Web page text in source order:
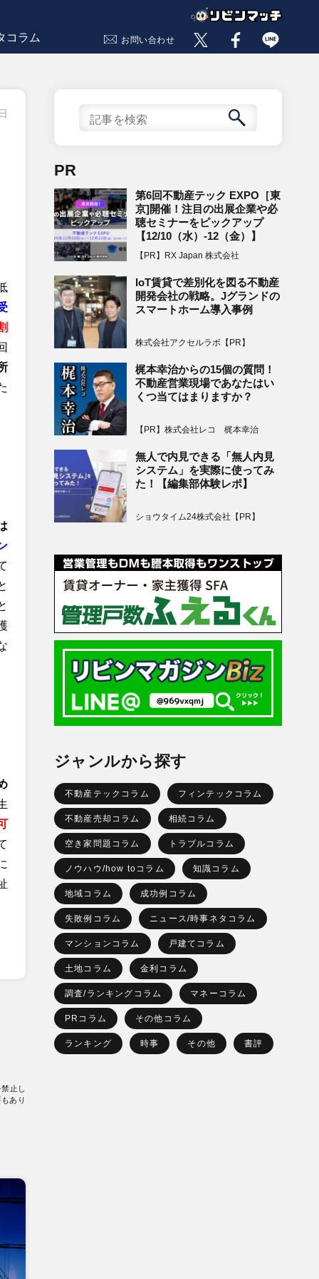
コラム お問い合わせ
止し
あり
PR
第6回不動産テック EXPO［東
京]開催！注目の出展企業や必
聴セミナーをピックアップ
【12/10（水）-12（金）】
【PR】RX Japan 株式会社
IoT賃貸で差別化を図る不動産
開発会社の戦略。Jグランドの
スマートホーム導入事例
株式会社アクセルラボ【PR】
梶本幸治からの15個の質問！
不動産営業現場であなたはい
くつ当てはまりますか？
【PR】株式会社レコ 梶本幸治
無人で内見できる「無人内見
システム」を実際に使ってみ
た！【編集部体験レポ】
ショウタイム24株式会社【PR】
ジャンルから探す
不動産テックコラム フィンテックコラム
不動産売却コラム 相続コラム
空き家問題コラム トラブルコラム
ノウハウ/how toコラム 知識コラム
地域コラム 成功例コラム
失敗例コラム ニュース/時事ネタコラム
マンションコラム 戸建てコラム
土地コラム 金利コラム
調査/ランキングコラム マネーコラム
PRコラム その他コラム
ランキング 時事 その他 書評